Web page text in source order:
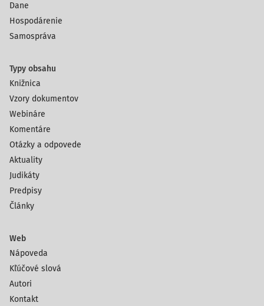
Dane
Hospodárenie
Samospráva
Typy obsahu
Knižnica
Vzory dokumentov
Webináre
Komentáre
Otázky a odpovede
Aktuality
Judikáty
Predpisy
Články
Web
Nápoveda
Kľúčové slová
Autori
Kontakt